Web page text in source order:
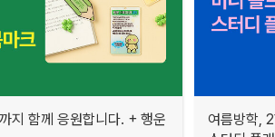
지 함께 응원합니다. + 행운
여름방학,